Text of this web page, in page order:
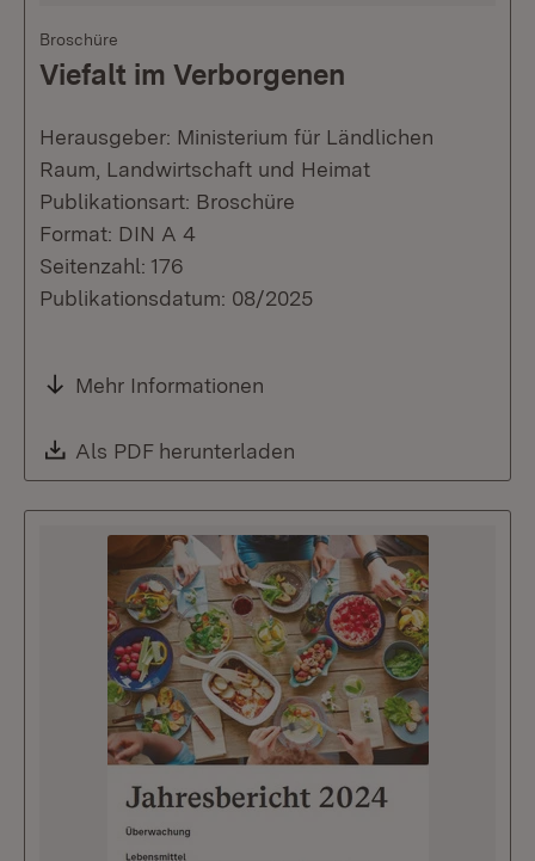
Broschüre
Viefalt im Verborgenen
Herausgeber: Ministerium für Ländlichen
Raum, Landwirtschaft und Heimat
Publikationsart: Broschüre
Format: DIN A 4
Seitenzahl: 176
Publikationsdatum: 08/2025
Mehr Informationen
Download:
Als PDF herunterladen